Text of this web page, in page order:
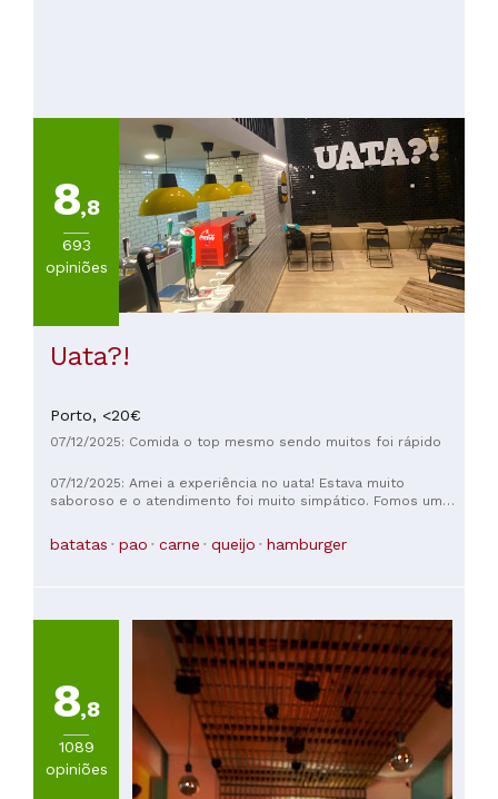
8,8
693
opiniões
Uata?!
Porto, <20€
07/12/2025: Comida o top mesmo sendo muitos foi rápido
07/12/2025: Amei a experiência no uata! Estava muito
saboroso e o atendimento foi muito simpático. Fomos um
condições para nos instalarmos. Muito obrigada! É para
repetir!
batatas pao carne queijo hamburger
8,8
1089
opiniões